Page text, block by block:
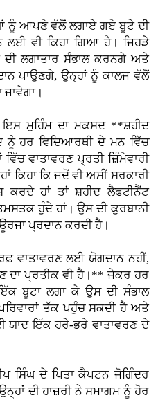
ਨੂੰ ਆਪਣੇ ਵੱਲੋਂ ਲਗਾਏ ਗਏ ਬੂਟੇ ਦੀ
ਲਈ ਵੀ ਕਿਹਾ ਗਿਆ ਹੈ। ਜਿਹੜੇ
ਲਗਾਤਾਰ ਸੰਭਾਲ ਕਰਨਗੇ ਅਤੇ
ਪਾਉਣਗੇ, ਉਨ੍ਹਾਂ ਨੂੰ ਕਾਲਜ ਵੱਲੋਂ
ਜਾਵੇਗਾ।
ਇਸ ਮੁਹਿੰਮ ਦਾ ਮਕਸਦ **ਸ਼ਹੀਦ
ਨੂੰ ਹਰ ਵਿਦਿਆਰਥੀ ਦੇ ਮਨ ਵਿੱਚ
ਵਾਤਾਵਰਣ ਪ੍ਰਤੀ ਜ਼ਿੰਮੇਵਾਰੀ
ਕਿਹਾ ਕਿ ਜਦੋਂ ਵੀ ਅਸੀਂ ਸਰਕਾਰੀ
ਕਰਦੇ ਹਾਂ ਤਾਂ ਸ਼ਹੀਦ ਲੈਫਟੀਨੈਂਟ
ਹੁੰਦੇ ਹਾਂ। ਉਸ ਦੀ ਕੁਰਬਾਨੀ
ਪ੍ਰਦਾਨ ਕਰਦੀ ਹੈ।
ਵਾਤਾਵਰਣ ਲਈ ਯੋਗਦਾਨ ਨਹੀਂ,
ਦਾ ਪ੍ਰਤੀਕ ਵੀ ਹੈ।** ਜੇਕਰ ਹਰ
ਬੂਟਾ ਲਗਾ ਕੇ ਉਸ ਦੀ ਸੰਭਾਲ
ਤੱਕ ਪਹੁੰਚ ਸਕਦੀ ਹੈ ਅਤੇ
ਯਾਦ ਇੱਕ ਹਰੇ-ਭਰੇ ਵਾਤਾਵਰਣ ਦੇ
ਸਿੰਘ ਦੇ ਪਿਤਾ ਕੈਪਟਨ ਜੋਗਿੰਦਰ
ਦੀ ਹਾਜ਼ਰੀ ਨੇ ਸਮਾਗਮ ਨੂੰ ਹੋਰ